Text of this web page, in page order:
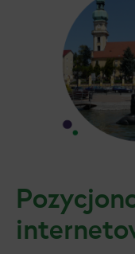
Pozycjonowanie
Pozycjonowanie
Pozycjonowanie
Pozycjonowanie
Pozycjonowanie
Pozycjonowanie